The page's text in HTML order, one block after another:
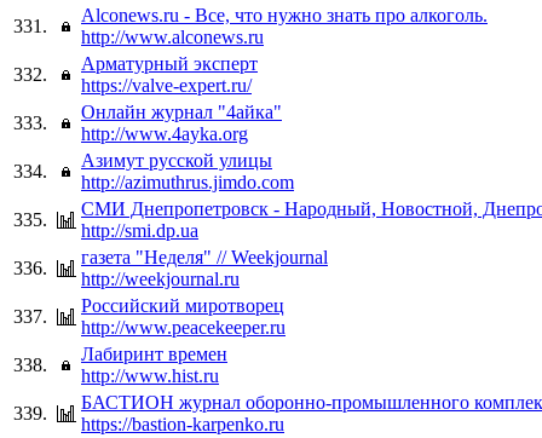
331.
Alconews.ru - Все, что нужно знать про алкоголь.
http://www.alconews.ru
332.
Арматурный эксперт
https://valve-expert.ru/
333.
Онлайн журнал "4айка"
http://www.4ayka.org
334.
Азимут русской улицы
http://azimuthrus.jimdo.com
335.
СМИ Днепропетровск - Народный, Новостной,
http://smi.dp.ua
336.
газета "Неделя" // Weekjournal
http://weekjournal.ru
337.
Российский миротворец
http://www.peacekeeper.ru
338.
Лабиринт времен
http://www.hist.ru
339.
БАСТИОН журнал оборонно-промышленного
https://bastion-karpenko.ru